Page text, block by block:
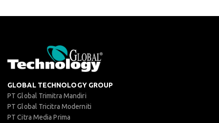
GLOBAL TECHNOLOGY GROUP
PT Global Trimitra Mandiri
PT Global Tricitra Moderniti
PT Citra Media Prima